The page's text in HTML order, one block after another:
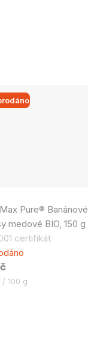
Pure® Banánové
medové BIO, 150 g
certifikát
/ 100 g